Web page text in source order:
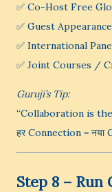
✅ Co-Host Free
✅ Guest
✅ International
✅ Joint Courses /
Guruji’s Tip:
“Collaboration is
हर Connection = नया
Step 8 – Run